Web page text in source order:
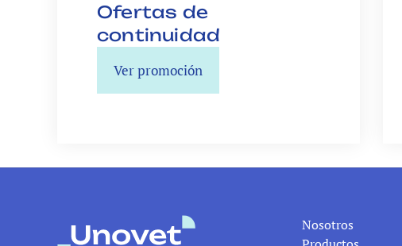
Ofertas de
Ver promoción
Nosotros